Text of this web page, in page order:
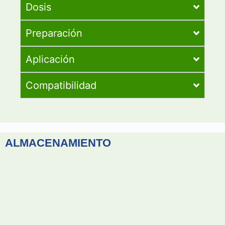
Dosis
Preparación
Aplicación
Compatibilidad
ALMACENAMIENTO